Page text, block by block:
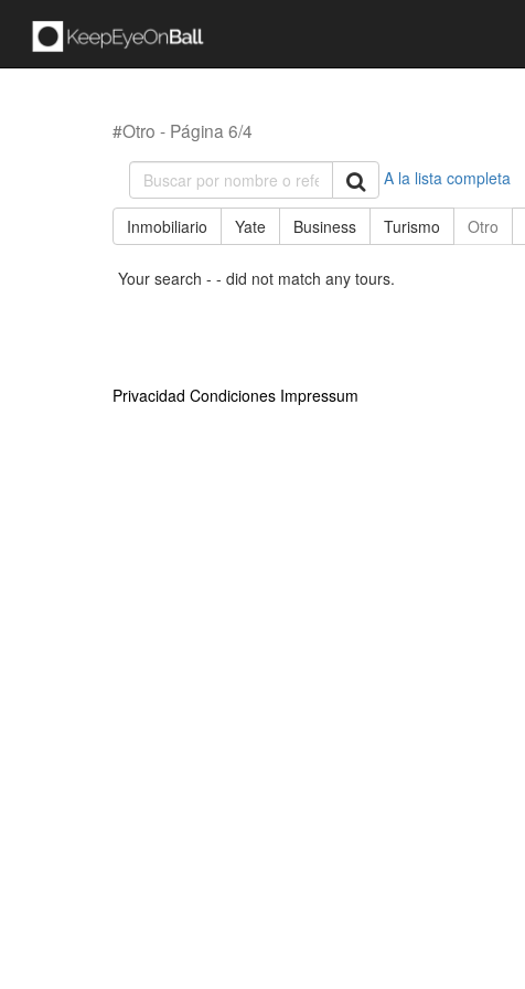
#Otro - Página 6/4
A la lista completa
Inmobiliario Yate Business Turismo Otro
Your search - - did not match any tours.
Privacidad Condiciones Impressum